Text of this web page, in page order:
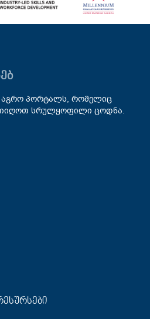
აგრო პორტალს, რომელიც
სრულყოფილი ცოდნა.